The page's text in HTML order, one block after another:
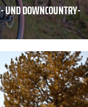
UND DOWN­COUNTRY-